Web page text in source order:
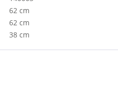
62 cm
62 cm
38 cm